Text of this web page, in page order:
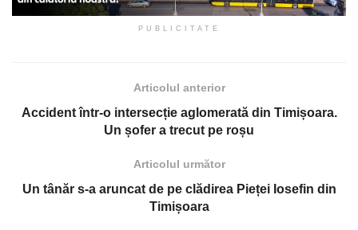
PUBLICITATE
Articolul anterior
Accident într-o intersecție aglomerată din Timișoara.
Un șofer a trecut pe roșu
Articolul următor
Un tânăr s-a aruncat de pe clădirea Pieței Iosefin din
Timișoara